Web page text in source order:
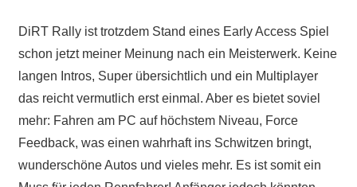
DiRT Rally ist trotzdem Stand eines Early Access Spiel
schon jetzt meiner Meinung nach ein Meisterwerk. Keine
langen Intros, Super übersichtlich und ein Multiplayer
das reicht vermutlich erst einmal. Aber es bietet soviel
mehr: Fahren am PC auf höchstem Niveau, Force
Feedback, was einen wahrhaft ins Schwitzen bringt,
wunderschöne Autos und vieles mehr. Es ist somit ein